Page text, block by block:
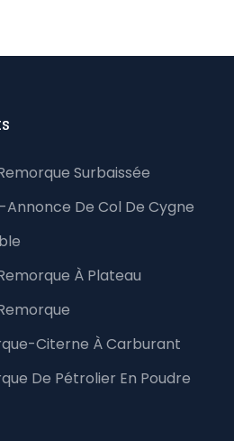
Surbaissée
Annonce De Col De Cygne
À Plateau
Citerne À Carburant
De Pétrolier En Poudre